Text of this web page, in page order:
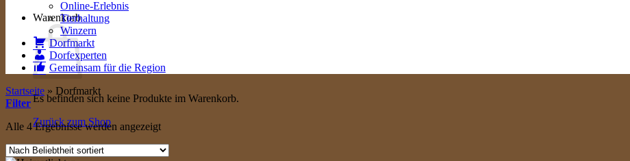
Warenkorb
Es befinden sich keine Produkte im Warenkorb.
Zurück zum Shop
Online-Erlebnis
Tierhaltung
Winzern
Dorfmarkt
Dorfexperten
Gemeinsam für die Region
Startseite » Dorfmarkt
Filter
Alle 4 Ergebnisse werden angezeigtNach
sortiert